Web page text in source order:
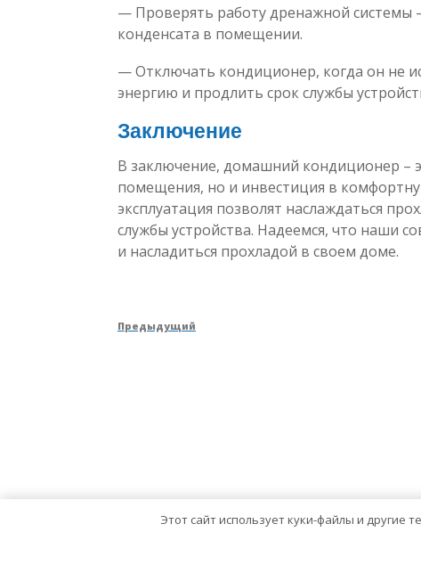
— Проверять работу дренажной системы
конденсата в помещении.
— Отключать кондиционер, когда он не
энергию и продлить срок службы
Заключение
В заключение, домашний кондиционер –
помещения, но и инвестиция в
эксплуатация позволят наслаждаться
службы устройства. Надеемся, что наши
и насладиться прохладой в своем доме.
Навигация
по
Предыдущая
Предыдущий
Этот сайт использует куки-файлы и другие